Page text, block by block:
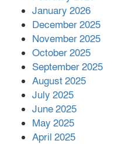
পর
January 2026
December 2025
November 2025
October 2025
September 2025
August 2025
July 2025
June 2025
May 2025
April 2025